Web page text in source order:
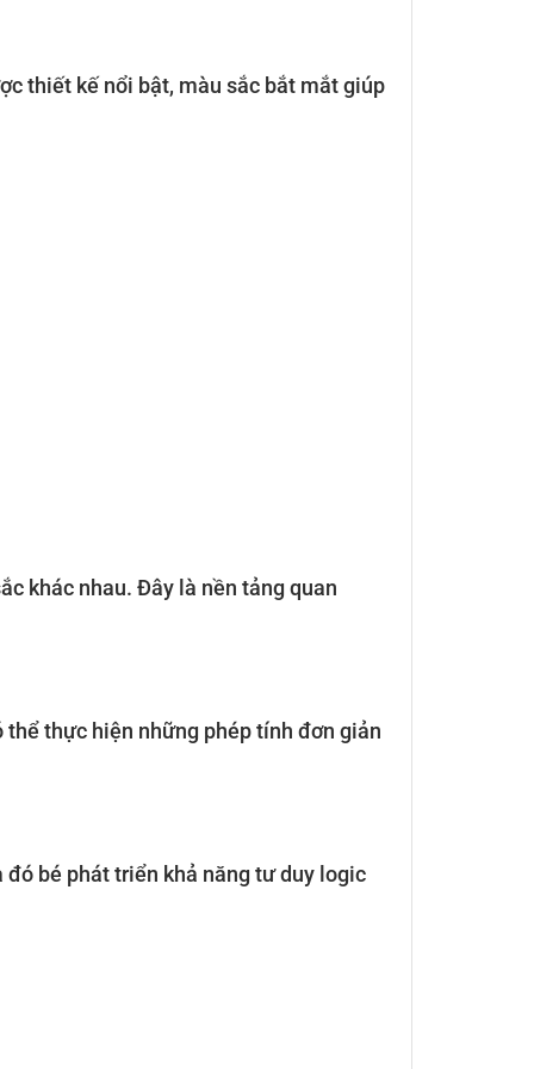
thiết kế nổi bật, màu sắc bắt mắt giúp
khác nhau. Đây là nền tảng quan
thể thực hiện những phép tính đơn giản
bé phát triển khả năng tư duy logic